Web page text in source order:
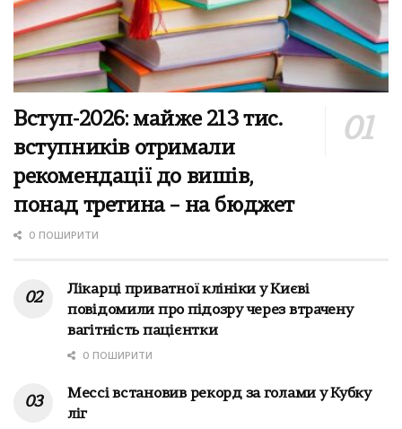
Вступ-2026: майже 213 тис.
вступників отримали
рекомендації до вишів,
понад третина – на бюджет
0 ПОШИРИТИ
Лікарці приватної клініки у Києві
повідомили про підозру через втрачену
вагітність пацієнтки
0 ПОШИРИТИ
Мессі встановив рекорд за голами у Кубку
ліг